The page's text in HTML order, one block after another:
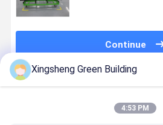
Continue
Produtos Recomendados
Xingsheng Green Building
4:53 PM